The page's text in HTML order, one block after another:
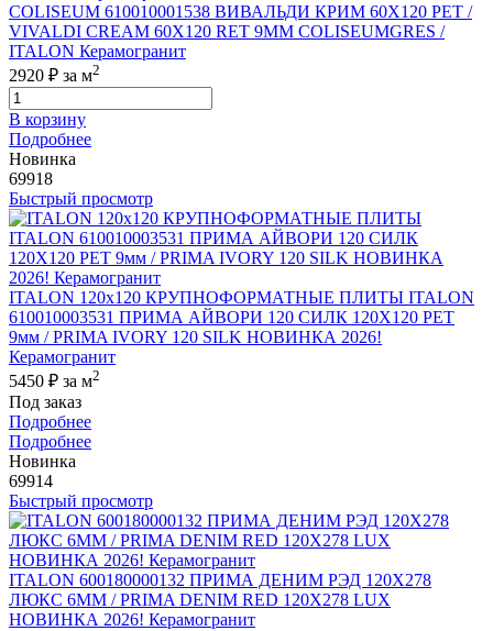
COLISEUM 610010001538 ВИВАЛЬДИ КРИМ 60X120 РЕТ /
VIVALDI CREAM 60X120 RET 9MM COLISEUMGRES /
ITALON Керамогранит
2920 ₽ за м2
В корзину
Подробнее
Новинка
69918
Быстрый просмотр
ITALON 120x120 КРУПНОФОРМАТНЫЕ ПЛИТЫ ITALON
610010003531 ПРИМА АЙВОРИ 120 СИЛК 120Х120 РЕТ
9мм / PRIMA IVORY 120 SILK НОВИНКА 2026!
Керамогранит
5450 ₽ за м2
Под заказ
Подробнее
Подробнее
Новинка
69914
Быстрый просмотр
ITALON 600180000132 ПРИМА ДЕНИМ РЭД 120X278
ЛЮКС 6ММ / PRIMA DENIM RED 120X278 LUX
НОВИНКА 2026! Керамогранит